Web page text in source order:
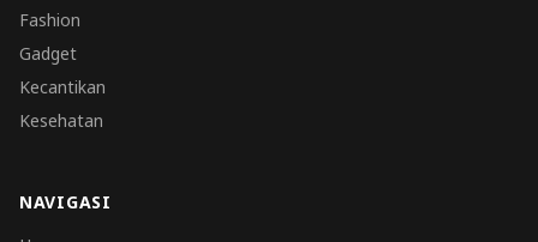
Fashion
Gadget
Kecantikan
Kesehatan
NAVIGASI